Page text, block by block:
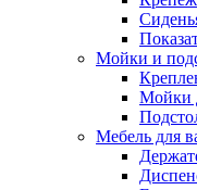
Мойки и
Мойки
Мебель для